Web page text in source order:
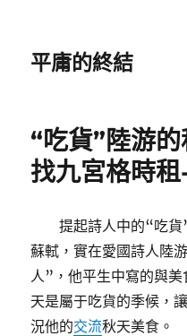
平庸的終結
“吃貨”陸游
找九宮格時
提起詩人中的“吃
蘇軾，實在愛國詩人陸
人”，他平生中寫的與
天是屬于吃貨的季候，
況他的交流秋天美食。